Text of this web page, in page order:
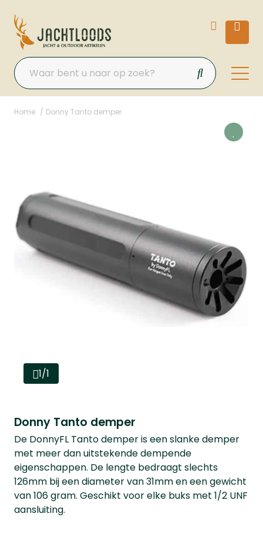
Home Donny Tanto demper
1/1
Donny Tanto demper
De DonnyFL Tanto demper is een slanke demper
met meer dan uitstekende dempende
eigenschappen. De lengte bedraagt slechts
126mm bij een diameter van 31mm en een gewicht
van 106 gram. Geschikt voor elke buks met 1/2 UNF
aansluiting.